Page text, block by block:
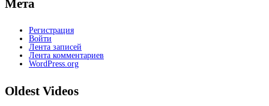
Мета
Регистрация
Войти
Лента записей
Лента комментариев
WordPress.org
Oldest Videos